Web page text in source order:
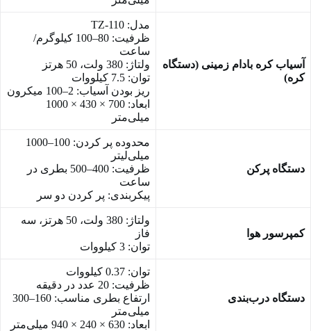
آسیاب کره بادام زمینی (دستگاه
کره)
مدل: TZ-110
ظرفیت: 80–100 کیلوگرم/
ساعت
ولتاژ: 380 ولت، 50 هرتز
توان: 7.5 کیلووات
ریز بودن آسیاب: 2–100 میکرون
ابعاد: 700 × 430 × 1000
میلی‌متر
دستگاه پرکن
محدوده پر کردن: 100–1000
میلی‌لیتر
ظرفیت: 400–500 بطری در
ساعت
پیکربندی: پر کردن دو سر
کمپرسور هوا
ولتاژ: 380 ولت، 50 هرتز، سه
فاز
توان: 3 کیلووات
دستگاه درب‌بندی
توان: 0.37 کیلووات
ظرفیت: 20 عدد در دقیقه
ارتفاع بطری مناسب: 160–300
میلی‌متر
ابعاد: 630 × 240 × 940 میلی‌متر